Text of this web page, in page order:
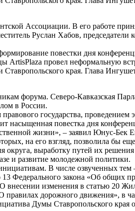
Ассоциации. В его работе
Руслан Хабов,
повестки дня
провел неформальную
края. Глава
форума. Северо-Кавказская
в России.
государства,
повестка дня
жизни», – заявил Юнус-Бек
на его взгляд, позволила бы
выработку путей их
и развитие молодежной политики.
В числе озвученных
Федерального закона «Об общих
внесении изменения в статью 20
дорожного движения», в
Думы Ставропольского края